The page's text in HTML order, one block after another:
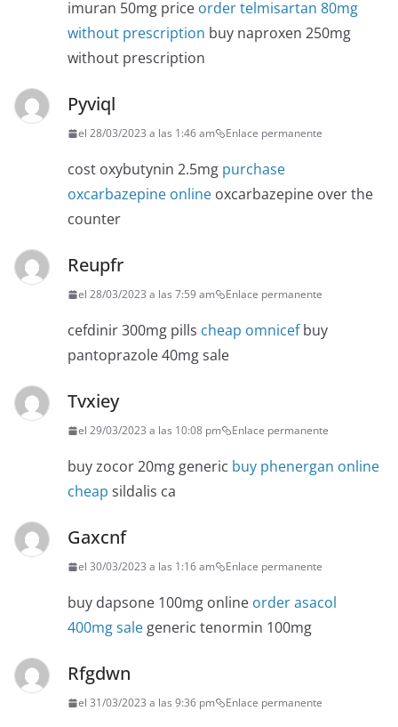
imuran 50mg price order telmisartan 80mg
without prescription buy naproxen 250mg
without prescription
Pyviql
el 28/03/2023 a las 1:46 am Enlace permanente
cost oxybutynin 2.5mg purchase
oxcarbazepine online oxcarbazepine over the
counter
Reupfr
el 28/03/2023 a las 7:59 am Enlace permanente
cefdinir 300mg pills cheap omnicefbuy
pantoprazole 40mg sale
Tvxiey
el 29/03/2023 a las 10:08 pm Enlace permanente
buy zocor 20mg generic buy phenergan online
cheap sildalis ca
Gaxcnf
el 30/03/2023 a las 1:16 am Enlace permanente
buy dapsone 100mg online order asacol
400mg sale generic tenormin 100mg
Rfgdwn
el 31/03/2023 a las 9:36 pm Enlace permanente